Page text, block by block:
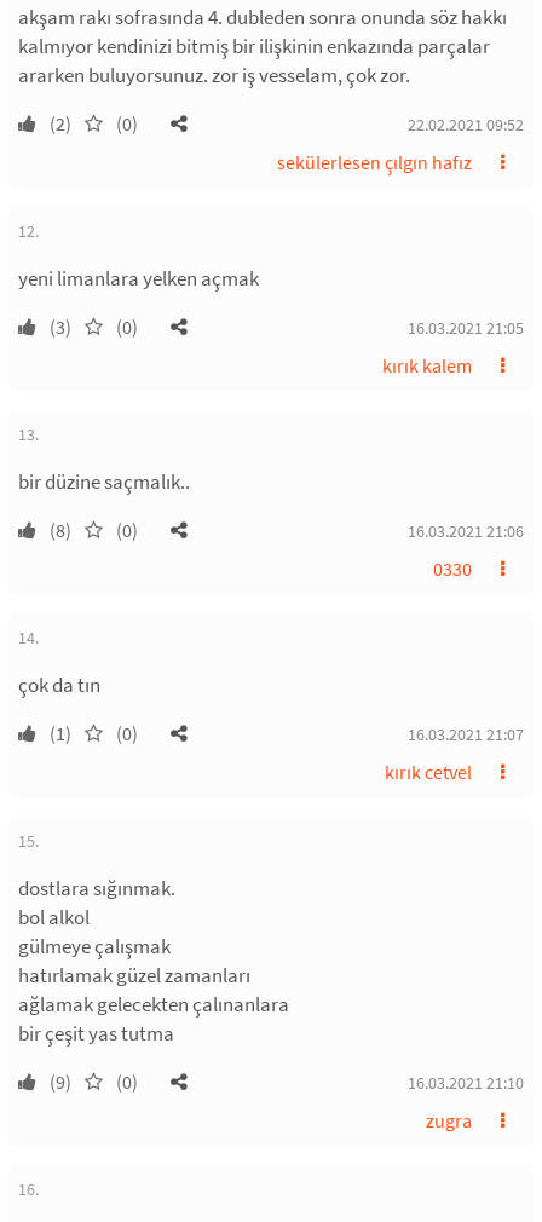
akşam rakı sofrasında 4. dubleden sonra onunda söz hakkı
kalmıyor kendinizi bitmiş bir ilişkinin enkazında parçalar
ararken buluyorsunuz. zor iş vesselam, çok zor.
(2) (0) 22.02.2021 09:52
sekülerlesen çılgın hafız
12.
yeni limanlara yelken açmak
(3) (0) 16.03.2021 21:05
kırık kalem
13.
bir düzine saçmalık..
(8) (0) 16.03.2021 21:06
0330
14.
çok da tın
(1) (0) 16.03.2021 21:07
kırık cetvel
15.
dostlara sığınmak.
bol alkol
gülmeye çalışmak
hatırlamak güzel zamanları
ağlamak gelecekten çalınanlara
bir çeşit yas tutma
(9) (0) 16.03.2021 21:10
zugra
16.